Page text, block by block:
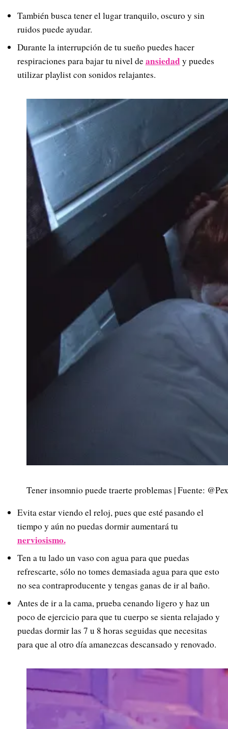
También busca tener el lugar tranquilo, oscuro y sin
ruidos puede ayudar.
Durante la interrupción de tu sueño puedes hacer
respiraciones para bajar tu nivel deansiedad y puedes
utilizar playlist con sonidos relajantes.
Tener insomnio puede traerte problemas | Fuente:
Evita estar viendo el reloj, pues que esté pasando el
tiempo y aún no puedas dormir aumentará tu
nerviosismo.
Ten a tu lado un vaso con agua para que puedas
refrescarte, sólo no tomes demasiada agua para que esto
no sea contraproducente y tengas ganas de ir al baño.
Antes de ir a la cama, prueba cenando ligero y haz un
poco de ejercicio para que tu cuerpo se sienta relajado y
puedas dormir las 7 u 8 horas seguidas que necesitas
para que al otro día amanezcas descansado y renovado.